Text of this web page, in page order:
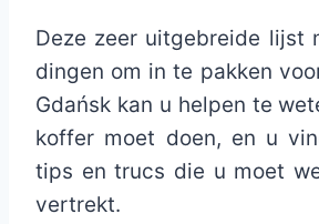
Deze zeer uitgebreide lijst
dingen om in te pakken
Gdańsk kan u helpen te
koffer moet doen, en u
tips en trucs die u moet
vertrekt.